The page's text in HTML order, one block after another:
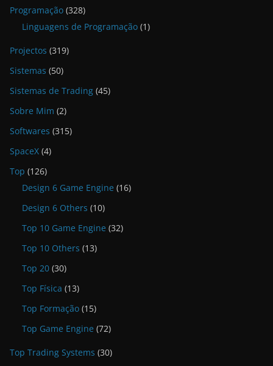
Programação (328)
Linguagens de Programação (1)
Projectos (319)
Sistemas (50)
Sistemas de Trading (45)
Sobre Mim (2)
Softwares (315)
SpaceX (4)
Top (126)
Design 6 Game Engine (16)
Design 6 Others (10)
Top 10 Game Engine (32)
Top 10 Others (13)
Top 20 (30)
Top Física (13)
Top Formação (15)
Top Game Engine (72)
Top Trading Systems (30)